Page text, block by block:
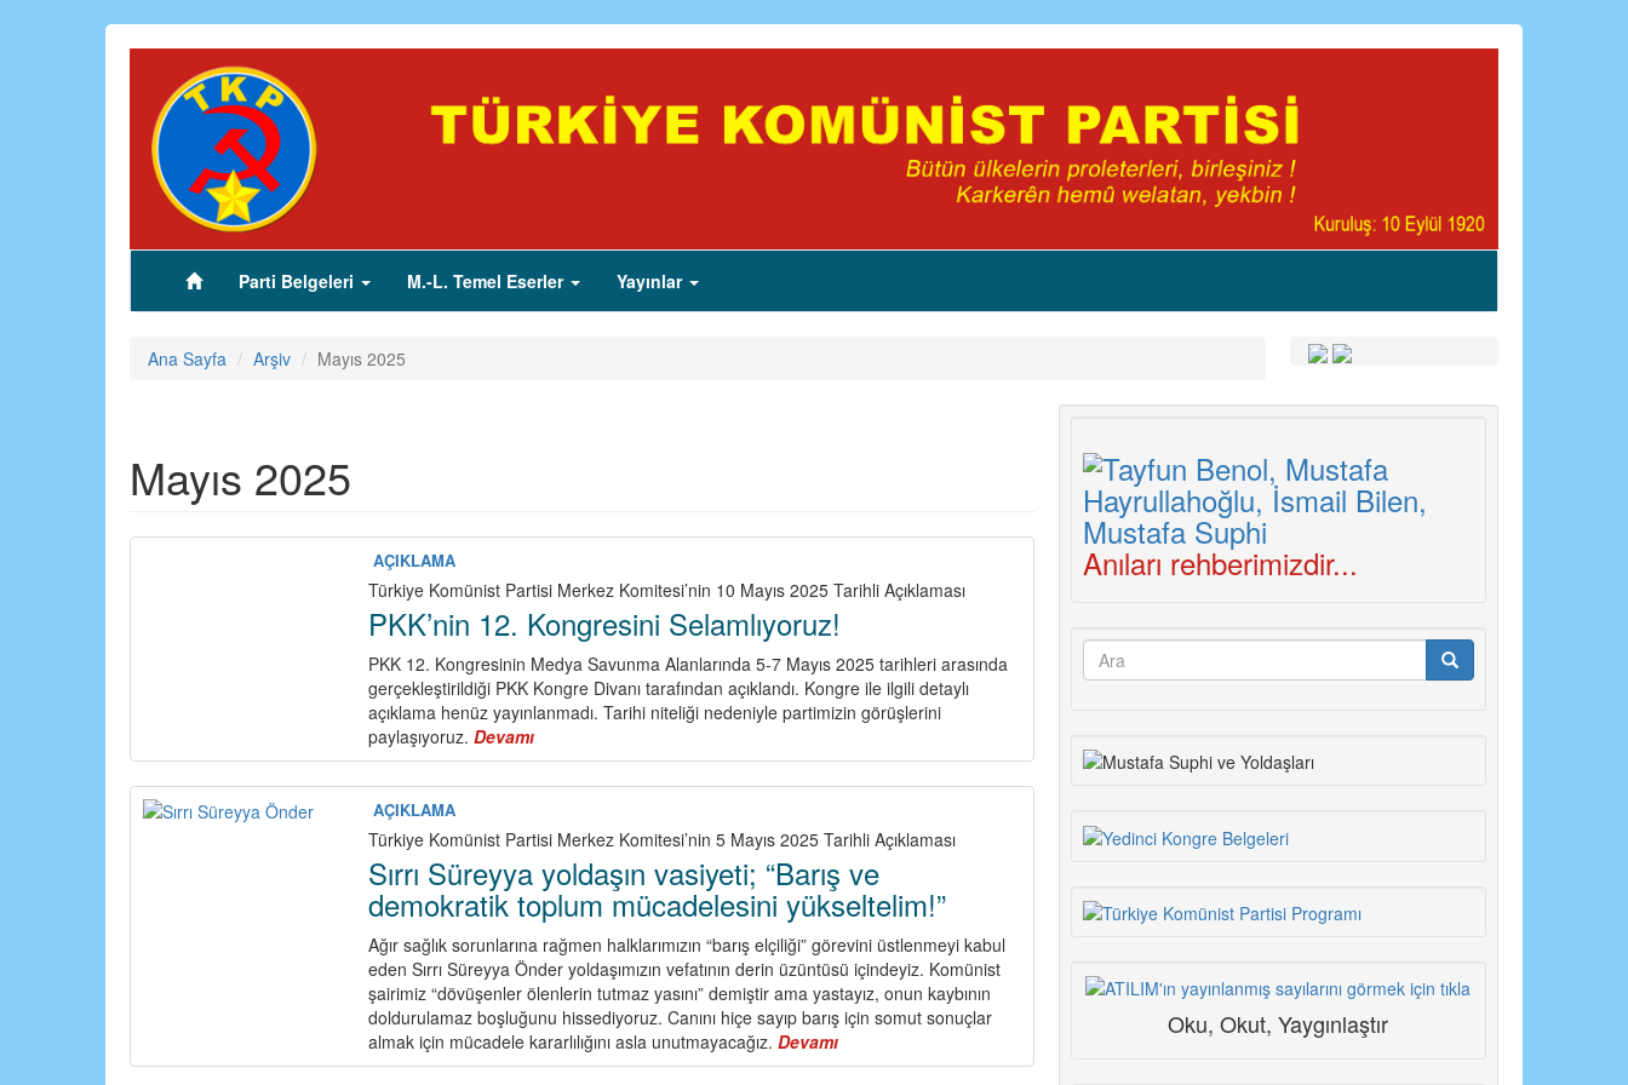
(current)Parti Belgeleri M.-L. Temel Eserler Yayınlar
Ana Sayfa Arşiv Mayıs 2025
Mayıs 2025
AÇIKLAMA
Türkiye Komünist Partisi Merkez Komitesi’nin 10 Mayıs 2025 Tarihli Açıklaması
PKK’nin 12. Kongresini Selamlıyoruz!
PKK 12. Kongresinin Medya Savunma Alanlarında 5-7 Mayıs 2025 tarihleri arasında
gerçekleştirildiği PKK Kongre Divanı tarafından açıklandı. Kongre ile ilgili detaylı
açıklama henüz yayınlanmadı. Tarihi niteliği nedeniyle partimizin görüşlerini
paylaşıyoruz.Devamı
PKK’nin
12.
Selamlıyoruz!
AÇIKLAMA
Türkiye Komünist Partisi Merkez Komitesi’nin 5 Mayıs 2025 Tarihli Açıklaması
Sırrı Süreyya yoldaşın vasiyeti; “Barış ve
demokratik toplum mücadelesini yükseltelim!”
Ağır sağlık sorunlarına rağmen halklarımızın “barış elçiliği” görevini üstlenmeyi kabul
eden Sırrı Süreyya Önder yoldaşımızın vefatının derin üzüntüsü içindeyiz. Komünist
şairimiz “dövüşenler ölenlerin tutmaz yasını” demiştir ama yastayız, onun kaybının
doldurulamaz boşluğunu hissediyoruz. Canını hiçe sayıp barış için somut sonuçlar
almak için mücadele kararlılığını asla unutmayacağız.Devamı
Sırrı
Anıları rehberimizdir...
Arama
Oku, Okut, Yaygınlaştır